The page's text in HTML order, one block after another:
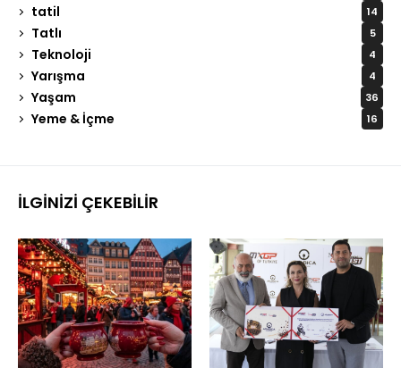
tatil 14
Tatlı 5
Teknoloji 4
Yarışma 4
Yaşam 36
Yeme & İçme 16
İLGINIZI ÇEKEBILIR